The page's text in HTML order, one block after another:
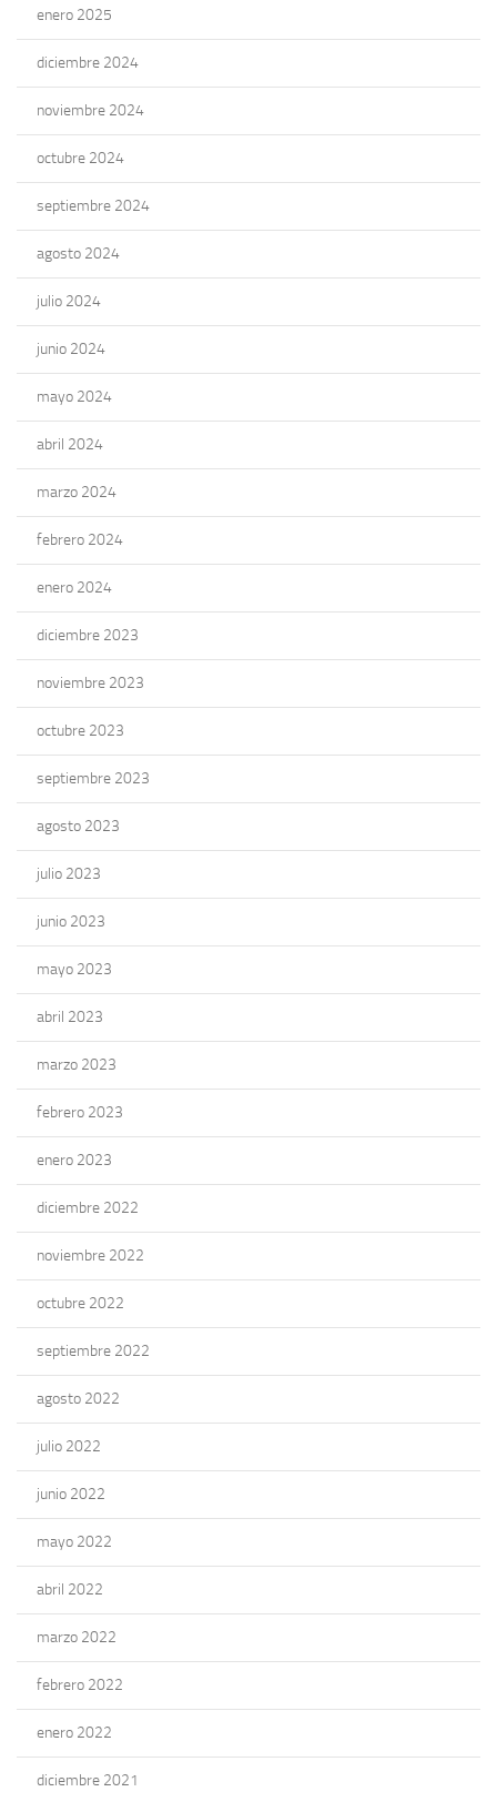
enero 2025
diciembre 2024
noviembre 2024
octubre 2024
septiembre 2024
agosto 2024
julio 2024
junio 2024
mayo 2024
abril 2024
marzo 2024
febrero 2024
enero 2024
diciembre 2023
noviembre 2023
octubre 2023
septiembre 2023
agosto 2023
julio 2023
junio 2023
mayo 2023
abril 2023
marzo 2023
febrero 2023
enero 2023
diciembre 2022
noviembre 2022
octubre 2022
septiembre 2022
agosto 2022
julio 2022
junio 2022
mayo 2022
abril 2022
marzo 2022
febrero 2022
enero 2022
diciembre 2021